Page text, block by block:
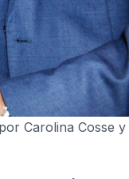
Carolina Cosse y